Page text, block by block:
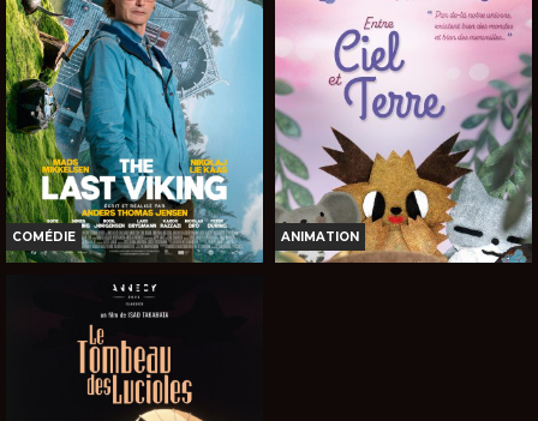
Bande-annonce
Réservation
TOUT PUBLIC
Bande-annonce
Réservation
TOUT PUBLIC
VOST
COMÉDIE
THE LAST VIKING
Horaires et Infos
Bande-annonce
ANIMATION